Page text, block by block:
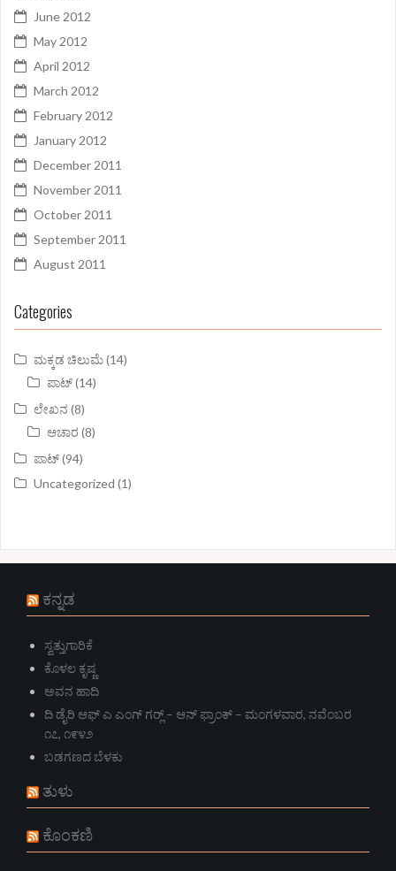
June 2012
May 2012
April 2012
March 2012
February 2012
January 2012
December 2011
November 2011
October 2011
September 2011
August 2011
Categories
ಮಕ್ಕಡ ಚಿಲುಮೆ(14)
ಪಾಟ್(14)
ಲೇಖನ (8)
ಆಚಾರ (8)
ಪಾಟ್(94)
Uncategorized (1)
ಕನ್ನಡ
ಸ್ವತ್ತುಗಾರಿಕೆ
ಕೊಳಲ ಕೃಷ್ಣ
ಅವನ ಹಾದಿ
ದಿ ಡೈರಿ ಆಫ್ ಎ ಎಂಗ್ ಗರ್‍ಲ್ – ಆನ್‌ ಫ್ರಾಂಕ್ – ಮಂಗಳವಾರ, ನವೆಂಬರ
೧೭, ೧೯೪೨
ಬಡಗಣದ ಬೆಳಕು
ತುಳು
ಕೊಂಕಣಿ